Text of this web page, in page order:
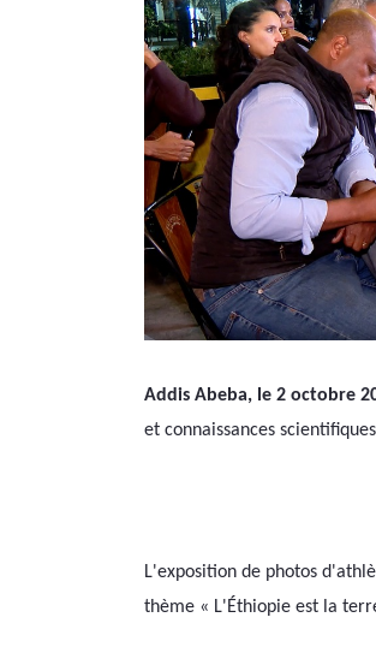
Addis Abeba, le 2 octobre
et connaissances
L'exposition de photos
thème « L'Éthiopie est la